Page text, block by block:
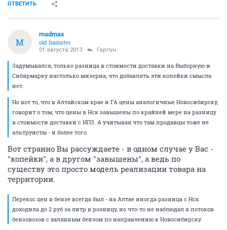
ОТВЕТИТЬ
M
madmax
old hamster
01 августа 2013 Гарпун
Задумывался, только разница в стоимости доставки на Выборную и
Сибярмарку настолько мизерна, что добавлять эти копейки смысла
нет.
Но вот то, что в Алтайском крае и ГА цены аналогичные Новосибирску,
говорит о том, что цены в Нск завышены по крайней мере на разницу
в стоимости доставки с НПЗ. А учитывая что там продавцы тоже не
альтруисты - и более того.
Вот странно Вы рассуждаете - в одном случае у Вас -
"копейки", а в другом "завышены", а ведь по
существу это просто модель реализации товара на
территории.
Перекос цен в бензе всегда был - на Алтае иногда разница с Нск
доходила до 2 руб за литр в розницу, но что-то не наблюдал я потоков
бензовозов с халявным бензом по направлению к Новосибирску.